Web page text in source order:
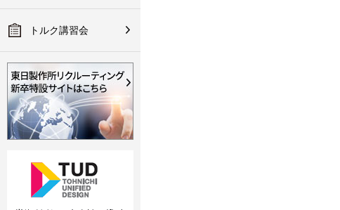
トルク講習会
製品
パーツリスト